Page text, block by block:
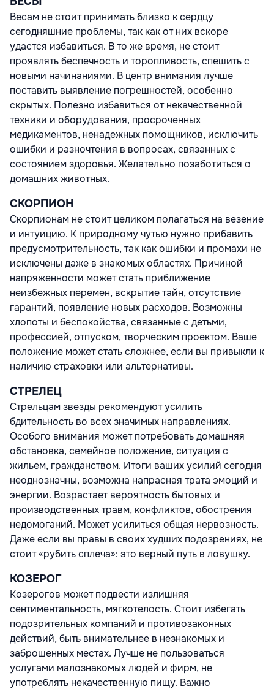
Весам не стоит принимать близко к сердцу
сегодняшние проблемы, так как от них вскоре
удастся избавиться. В то же время, не стоит
проявлять беспечность и торопливость, спешить с
новыми начинаниями. В центр внимания лучше
поставить выявление погрешностей, особенно
скрытых. Полезно избавиться от некачественной
техники и оборудования, просроченных
медикаментов, ненадежных помощников, исключить
ошибки и разночтения в вопросах, связанных с
состоянием здоровья. Желательно позаботиться о
домашних животных.
СКОРПИОН
Скорпионам не стоит целиком полагаться на везение
и интуицию. К природному чутью нужно прибавить
предусмотрительность, так как ошибки и промахи не
исключены даже в знакомых областях. Причиной
напряженности может стать приближение
неизбежных перемен, вскрытие тайн, отсутствие
гарантий, появление новых расходов. Возможны
хлопоты и беспокойства, связанные с детьми,
профессией, отпуском, творческим проектом. Ваше
положение может стать сложнее, если вы привыкли к
наличию страховки или альтернативы.
СТРЕЛЕЦ
Стрельцам звезды рекомендуют усилить
бдительность во всех значимых направлениях.
Особого внимания может потребовать домашняя
обстановка, семейное положение, ситуация с
жильем, гражданством. Итоги ваших усилий сегодня
неоднозначны, возможна напрасная трата эмоций и
энергии. Возрастает вероятность бытовых и
производственных травм, конфликтов, обострения
недомоганий. Может усилиться общая нервозность.
Даже если вы правы в своих худших подозрениях, не
стоит «рубить сплеча»: это верный путь в ловушку.
КОЗЕРОГ
Козерогов может подвести излишняя
сентиментальность, мягкотелость. Стоит избегать
подозрительных компаний и противозаконных
действий, быть внимательнее в незнакомых и
заброшенных местах. Лучше не пользоваться
услугами малознакомых людей и фирм, не
употреблять некачественную пищу. Важно